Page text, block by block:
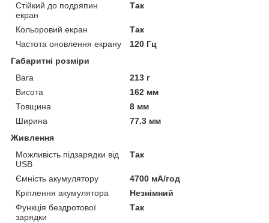
Стійкий до подряпин
екран
Так
Кольоровий екран
Так
Частота оновлення екрану
120 Гц
Габаритні розміри
Вага
213 г
Висота
162 мм
Товщина
8 мм
Ширина
77.3 мм
Живлення
Можливість підзарядки від
USB
Так
Ємність акумулятору
4700 мА/год
Кріплення акумулятора
Незнімний
Функція бездротової
зарядки
Так